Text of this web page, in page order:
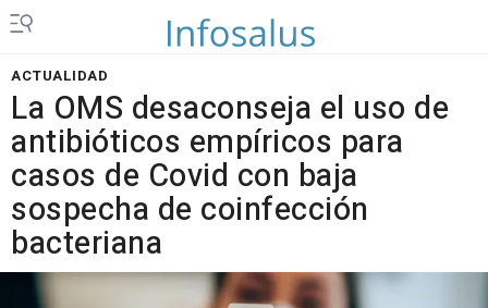
ACTUALIDAD
La OMS desaconseja el uso de
antibióticos empíricos para
casos de Covid con baja
sospecha de coinfección
bacteriana